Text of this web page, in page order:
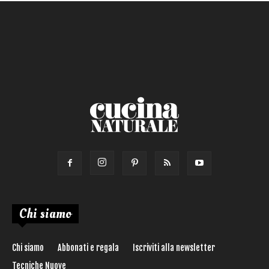
Chi siamo
Chi siamo Abbonati e regala
Iscriviti alla newsletter
Tecniche Nuove